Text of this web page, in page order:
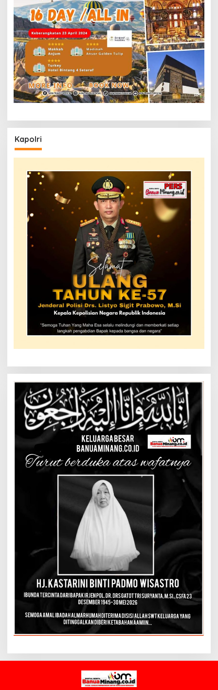
Kapolri